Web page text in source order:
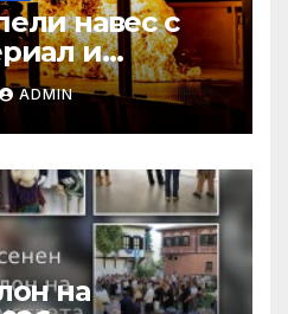
навес с
и
ADMIN
на